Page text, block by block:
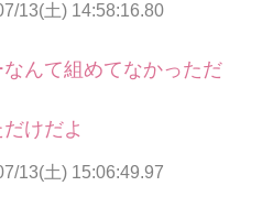
13(土) 14:58:16.80
んて組めてなかっただ
けだよ
13(土) 15:06:49.97